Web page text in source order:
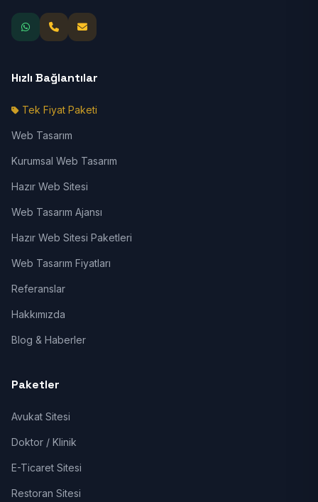
Hızlı Bağlantılar
Tek Fiyat Paketi
Web Tasarım
Kurumsal Web Tasarım
Hazır Web Sitesi
Web Tasarım Ajansı
Hazır Web Sitesi Paketleri
Web Tasarım Fiyatları
Referanslar
Hakkımızda
Blog & Haberler
Paketler
Avukat Sitesi
Doktor / Klinik
E-Ticaret Sitesi
Restoran Sitesi